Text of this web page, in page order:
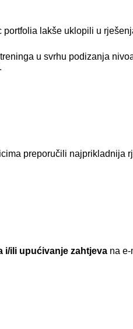
lakše uklopili u
u svrhu podizanja
preporučili najprikladnija
i/ili upućivanje zahtjeva na